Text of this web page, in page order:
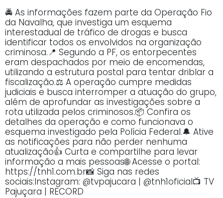
🚔 As informações fazem parte da Operação Fio
da Navalha, que investiga um esquema
interestadual de tráfico de drogas e busca
identificar todos os envolvidos na organização
criminosa.📍 Segundo a PF, os entorpecentes
eram despachados por meio de encomendas,
utilizando a estrutura postal para tentar driblar a
fiscalização.⚖️ A operação cumpre medidas
judiciais e busca interromper a atuação do grupo,
além de aprofundar as investigações sobre a
rota utilizada pelos criminosos.📦 Confira os
detalhes da operação e como funcionava o
esquema investigado pela Polícia Federal.🔔 Ative
as notificações para não perder nenhuma
atualização👍 Curta e compartilhe para levar
informação a mais pessoas🌐 Acesse o portal:
https://tnh1.com.br📸 Siga nas redes
sociais:Instagram: @tvpajucara | @tnh1oficial📺 TV
Pajuçara | RECORD